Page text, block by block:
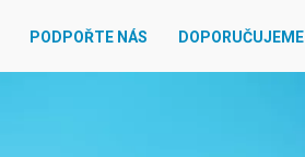
PODPOŘTE NÁS DOPORUČUJEME